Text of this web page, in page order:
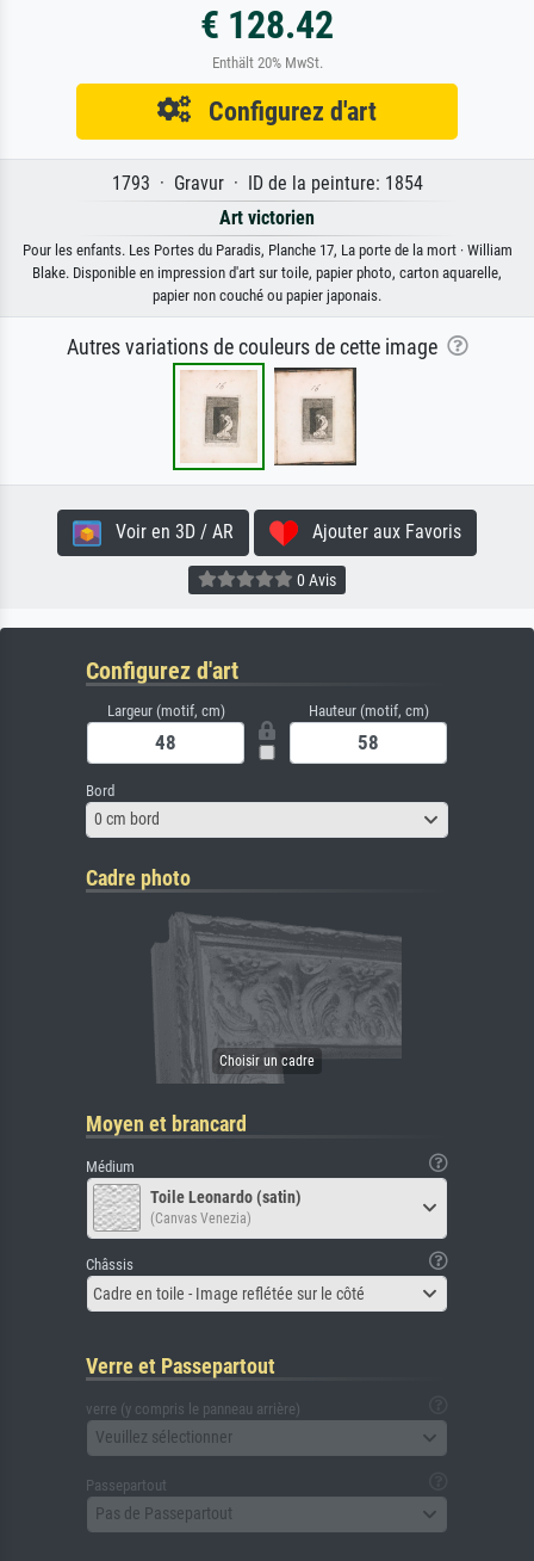
€ 128.42
Enthält 20% MwSt.
Configurez d'art
1793 · Gravur · ID de la peinture: 1854
Art victorien
Pour les enfants. Les Portes du Paradis, Planche 17, La porte de la mort · William
Blake. Disponible en impression d'art sur toile, papier photo, carton aquarelle,
papier non couché ou papier japonais.
Autres variations de couleurs de cette image
Voir en 3D / AR Ajouter aux Favoris
0 Avis
Configurez d'art
Largeur (motif, cm) Hauteur (motif, cm)
Bord
0 cm bord
Cadre photo
Moyen et brancard
Médium
Toile Leonardo (satin)
(Canvas Venezia)
Châssis
Cadre en toile - Image reflétée sur le côté
Verre et Passepartout
verre (y compris le panneau arrière)
Veuillez sélectionner
Passepartout
Pas de Passepartout